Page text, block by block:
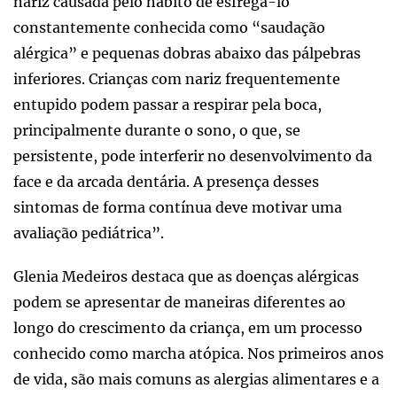
constantemente conhecida como “saudação
alérgica” e pequenas dobras abaixo das pálpebras
inferiores. Crianças com nariz frequentemente
entupido podem passar a respirar pela boca,
principalmente durante o sono, o que, se
persistente, pode interferir no desenvolvimento da
face e da arcada dentária. A presença desses
sintomas de forma contínua deve motivar uma
avaliação pediátrica”.
Glenia Medeiros destaca que as doenças alérgicas
podem se apresentar de maneiras diferentes ao
longo do crescimento da criança, em um processo
conhecido como marcha atópica. Nos primeiros anos
de vida, são mais comuns as alergias alimentares e a